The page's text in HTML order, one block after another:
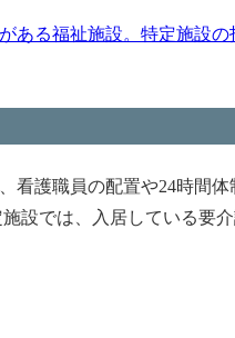
ある福祉施設。特定施設
護職員の配置や24時間
設では、入居している要